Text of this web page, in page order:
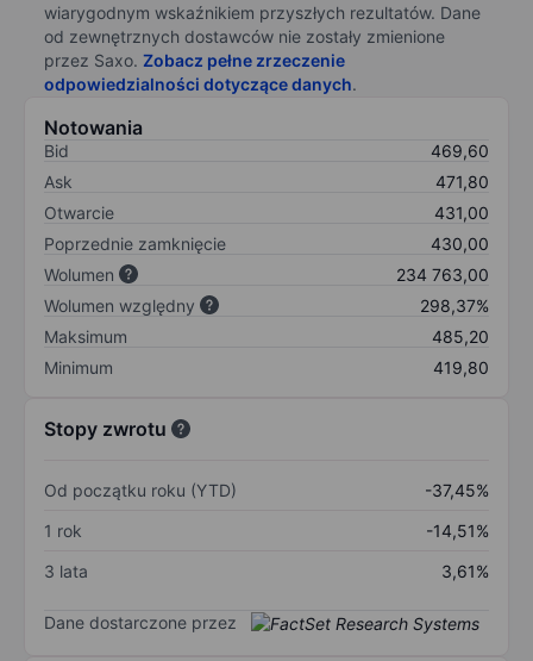
wiarygodnym wskaźnikiem przyszłych rezultatów. Dane
od zewnętrznych dostawców nie zostały zmienione
przez Saxo. Zobacz pełne zrzeczenie
odpowiedzialności dotyczące danych.
Notowania
Bid
469,60
Ask
471,80
Otwarcie
431,00
Poprzednie zamknięcie
430,00
Wolumen
234 763,00
Wolumen względny
298,37%
Maksimum
485,20
Minimum
419,80
Stopy zwrotu
Od początku roku (YTD)
-37,45%
1 rok
-14,51%
3 lata
3,61%
Dane dostarczone przez